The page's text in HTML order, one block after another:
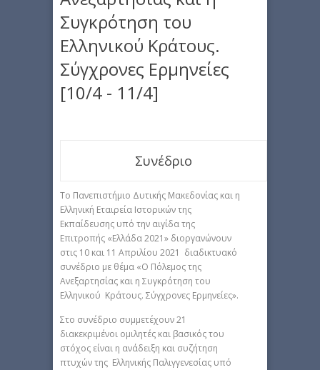
Συγκρότηση του
Ελληνικού Κράτους.
Σύγχρονες Ερμηνείες
[10/4 - 11/4]
Συνέδριο
Το Πανεπιστήμιο Δυτικής Μακεδονίας και η
Ελληνική Εταιρεία Ιστορικών της
Εκπαίδευσης υπό την αιγίδα της
Επιτροπής «Ελλάδα 2021» διοργανώνουν
στις 10 και 11 Απριλίου 2021 διαδικτυακό
συνέδριο με θέμα «Ο Πόλεμος της
Ανεξαρτησίας και η Συγκρότηση του
Ελληνικού Κράτους. Σύγχρονες Ερμηνείες».
Στο συνέδριο συμμετέχουν 21
διακεκριμένοι ομιλητές και βασικός του
στόχος είναι η ανάδειξη και συζήτηση
πτυχών της Ελληνικής Παλιγγενεσίας υπό